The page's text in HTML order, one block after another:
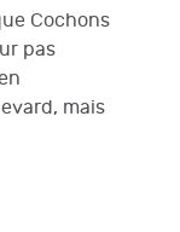
Cochons
pas
mais